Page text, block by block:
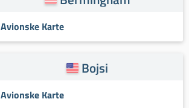
Avionske Karte
Bojsi
Avionske Karte